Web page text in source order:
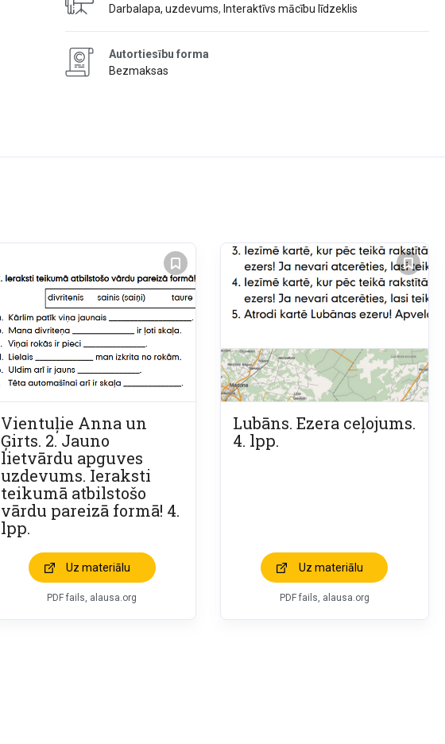
Darbalapa, uzdevums, Interaktīvs mācību līdzeklis
Autortiesību forma
Bezmaksas
Vientuļie Anna un
Ģirts. 2. Jauno
lietvārdu apguves
uzdevums. Ieraksti
teikumā atbilstošo
vārdu pareizā formā! 4.
lpp.
Uz materiālu
PDF fails, alausa.org
Lubāns. Ezera ceļojums.
4. lpp.
Uz materiālu
PDF fails, alausa.org